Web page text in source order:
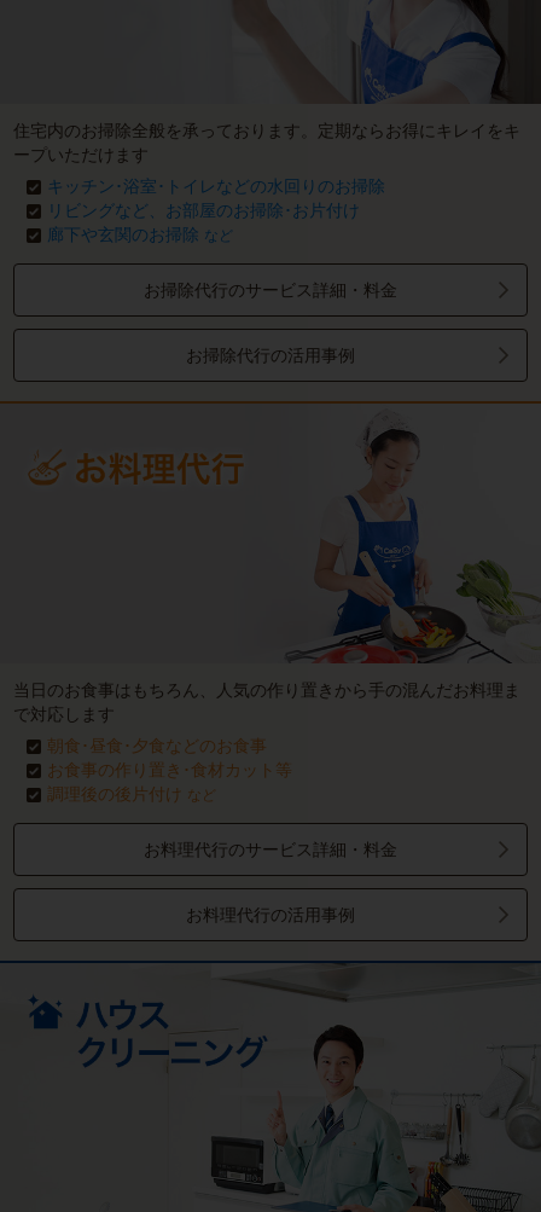
住宅内のお掃除全般を承っております。定期ならお得にキレイをキ
ープいただけます
キッチン･浴室･トイレなどの水回りのお掃除
リビングなど、お部屋のお掃除･お片付け
廊下や玄関のお掃除 など
お掃除代行のサービス詳細・料金
お掃除代行の活用事例
当日のお食事はもちろん、人気の作り置きから手の混んだお料理ま
で対応します
朝食･昼食･夕食などのお食事
お食事の作り置き･食材カット等
調理後の後片付け など
お料理代行のサービス詳細・料金
お料理代行の活用事例